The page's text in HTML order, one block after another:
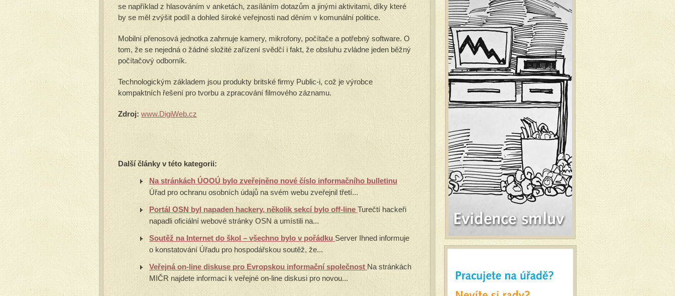
se například z hlasováním v anketách, zasíláním dotazům a jinými aktivitami, díky které
by se měl zvýšit podíl a dohled široké veřejnosti nad děním v komunální politice.
Mobilní přenosová jednotka zahrnuje kamery, mikrofony, počítače a potřebný software. O
tom, že se nejedná o žádné složité zařízení svědčí i fakt, že obsluhu zvládne jeden běžný
počítačový odborník.
Technologickým základem jsou produkty britské firmy Public-i, což je výrobce
kompaktních řešení pro tvorbu a zpracování filmového záznamu.
Zdroj: www.DigiWeb.cz
Další články v této kategorii:
Na stránkách ÚOOÚ bylo zveřejněno nové číslo informačního bulletinu
Úřad pro ochranu osobních údajů na svém webu zveřejnil třetí...
Portál OSN byl napaden hackery, několik sekcí bylo off-line Turečtí hackeři
napadli oficiální webové stránky OSN a umístili na...
Soutěž na Internet do škol – všechno bylo v pořádkuServer Ihned informuje
o konstatování Úřadu pro hospodářskou soutěž, že...
Veřejná on-line diskuse pro Evropskou informační společnost Na stránkách
MIČR najdete informaci k veřejné on-line diskusi pro novou...